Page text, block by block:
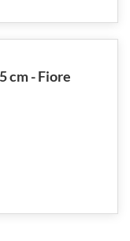
cm - Fiore